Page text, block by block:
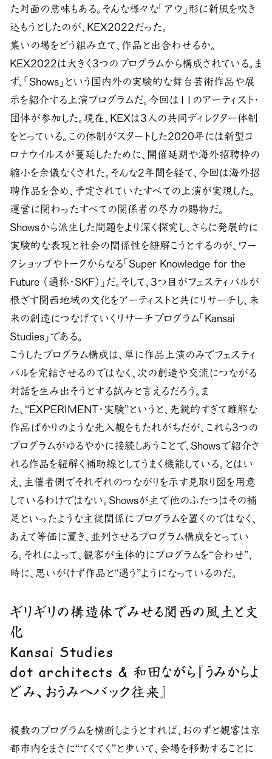
た対面の意味もある。そんな様々な「アウ」形に新風を吹き
込もうとしたのが、KEX2022だった。
集いの場をどう組み立て、作品と出合わせるか。
KEX2022は大きく3つのプログラムから構成されている。ま
ず、「Shows」という国内外の実験的な舞台芸術作品や展
示を紹介する上演プログラムだ。今回は11のアーティスト・
団体が参加した。現在、KEXは3人の共同ディレクター体制
をとっている。この体制がスタートした2020年には新型コ
ロナウイルスが蔓延したために、開催延期や海外招聘枠の
縮小を余儀なくされた。そんな2年間を経て、今回は海外招
聘作品を含め、予定されていたすべての上演が実現した。
運営に関わったすべての関係者の尽力の賜物だ。
Showsから派生した問題をより深く探究し、さらに発展的に
実験的な表現と社会の関係性を紐解こうとするのが、ワー
クショップやトークからなる「Super Knowledge for the
Future （通称・SKF）」だ。そして、3つ目がフェスティバルが
根ざす関西地域の文化をアーティストと共にリサーチし、未
来の創造につなげていくリサーチプログラム「Kansai
Studies」である。
こうしたプログラム構成は、単に作品上演のみでフェスティ
バルを完結させるのではなく、次の創造や交流につながる
対話を生み出そうとする試みと言えるだろう。ま
た、“EXPERIMENT・実験”というと、先鋭的すぎて難解な
作品ばかりのような先入観をもたれがちだが、これら3つの
プログラムがゆるやかに接続しあうことで、Showsで紹介さ
れる作品を紐解く補助線としてうまく機能している。とはい
え、主催者側でそれぞれのつながりを示す見取り図を用意
しているわけではない。Showsが主で他のふたつはその補
足といったような主従関係にプログラムを置くのではなく、
あえて等価に置き、並列させるプログラム構成をとってい
る。それによって、観客が主体的にプログラムを“合わせ”、
時に、思いがけず作品と“遇う”ようになっているのだ。
ギリギリの構造体でみせる関西の風土と文
化
Kansai Studies
dot architects & 和田ながら『うみからよ
どみ、おうみへバック往来』
複数のプログラムを横断しようとすれば、おのずと観客は京
都市内をまさに“てくてく”と歩いて、会場を移動することに